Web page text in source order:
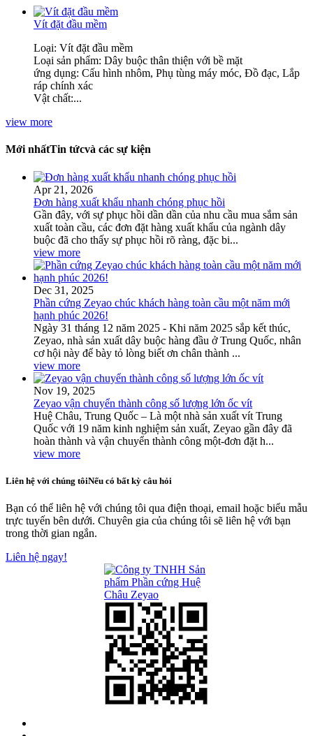
Vít đặt đầu mềm
Loại: Vít đặt đầu mềm
Loại sản phẩm: Dây buộc thân thiện với bề mặt
ứng dụng: Cấu hình nhôm, Phụ tùng máy móc, Đồ đạc, Lắp
ráp chính xác
Vật chất:...
view more
Mới nhấtTin tứcvà các sự kiện
Apr 21, 2026
Đơn hàng xuất khẩu nhanh chóng phục hồi
Gần đây, với sự phục hồi dần dần của nhu cầu mua sắm sản
xuất toàn cầu, các đơn đặt hàng xuất khẩu của ngành dây
buộc đã cho thấy sự phục hồi rõ ràng, đặc bi...
view more
Dec 31, 2025
Phần cứng Zeyao chúc khách hàng toàn cầu một năm mới
hạnh phúc 2026!
Ngày 31 tháng 12 năm 2025 - Khi năm 2025 sắp kết thúc,
Zeyao, nhà sản xuất dây buộc hàng đầu ở Trung Quốc, nhân
cơ hội này để bày tỏ lòng biết ơn chân thành ...
view more
Nov 19, 2025
Zeyao vận chuyển thành công số lượng lớn ốc vít
Huệ Châu, Trung Quốc – Là một nhà sản xuất vít Trung
Quốc với 19 năm kinh nghiệm sản xuất, Zeyao gần đây đã
hoàn thành và vận chuyển thành công một-đơn đặt h...
view more
Liên hệ với chúng tôiNếu có bất kỳ câu hỏi
Bạn có thể liên hệ với chúng tôi qua điện thoại, email hoặc biểu mẫu
trực tuyến bên dưới. Chuyên gia của chúng tôi sẽ liên hệ với bạn
trong thời gian ngắn.
Liên hệ ngay!